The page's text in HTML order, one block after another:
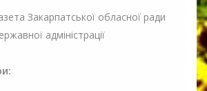
Закарпатської обласної ради
адміністрації